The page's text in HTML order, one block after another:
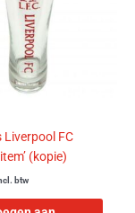
Liverpool FC
(kopie)
btw